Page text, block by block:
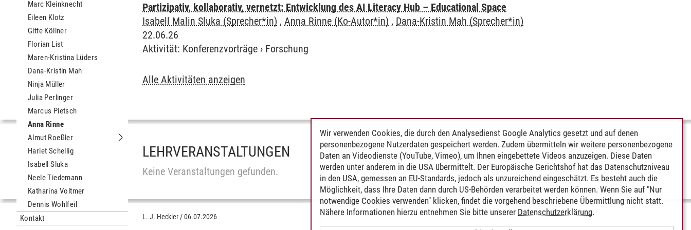
Marc Kleinknecht
Eileen Klotz
Gitte Köllner
Florian List
Maren-Kristina Lüders
Dana-Kristin Mah
Ninja Müller
Julia Perlinger
Marcus Pietsch
Anna Rinne
Almut Roeßler
Untermenu Almut Roeßler
Hariet Schellig
Isabell Sluka
Neele Tiedemann
Katharina Voltmer
Dennis Wohlfeil
Kontakt
Partizipativ, kollaborativ, vernetzt: Entwicklung des AI Literacy Hub – Educational Space
Isabell Malin Sluka (Sprecher*in) ,Anna Rinne (Ko-Autor*in) , Dana-Kristin Mah (Sprecher*in)
22.06.26
Aktivität: Konferenzvorträge › Forschung
Alle Aktivitäten anzeigen
LEHRVERANSTALTUNGEN
Keine Veranstaltungen gefunden.
L. J. Heckler /06.07.2026
Wir verwenden Cookies, die durch den Analysedienst Google Analytics gesetzt und auf denen
personenbezogene Nutzerdaten gespeichert werden. Zudem übermitteln wir weitere personenbezogene
Daten an Videodienste (YouTube, Vimeo), um Ihnen eingebettete Videos anzuzeigen. Diese Daten
werden unter anderem in die USA übermittelt. Der Europäische Gerichtshof hat das Datenschutzniveau
in den USA, gemessen an EU-Standards, jedoch als unzureichend eingeschätzt. Es besteht auch die
Möglichkeit, dass Ihre Daten dann durch US-Behörden verarbeitet werden können. Wenn Sie auf "Nur
notwendige Cookies verwenden" klicken, findet die vorgehend beschriebene Übermittlung nicht statt.
Nähere Informationen hierzu entnehmen Sie bitte unserer Datenschutzerklärung.